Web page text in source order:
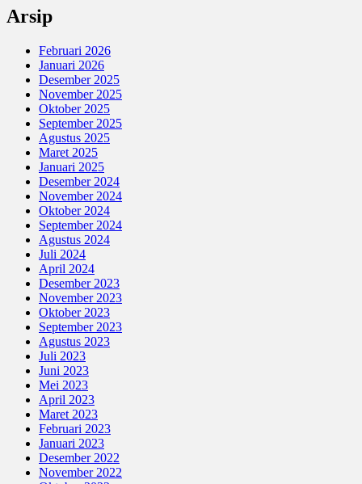
Arsip
Februari 2026
Januari 2026
Desember 2025
November 2025
Oktober 2025
September 2025
Agustus 2025
Maret 2025
Januari 2025
Desember 2024
November 2024
Oktober 2024
September 2024
Agustus 2024
Juli 2024
April 2024
Desember 2023
November 2023
Oktober 2023
September 2023
Agustus 2023
Juli 2023
Juni 2023
Mei 2023
April 2023
Maret 2023
Februari 2023
Januari 2023
Desember 2022
November 2022